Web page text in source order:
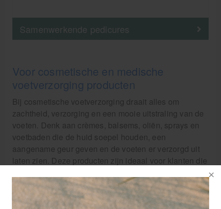
Samenwerkende pedicures
Voor cosmetische en medische
voetverzorging producten
Bij cosmetische voetverzorging draait alles om
zachtheid, verzorging en een mooie uitstraling van de
voeten. Denk aan crèmes, balsems, oliën, sprays en
voetbaden die de huid soepel houden, een
aangename geur geven en de voeten er verzorgd uit
laten zien. Deze producten zijn ideaal voor klanten die
Medische voetverzorging richt zich juist op het
voorkomen en behandelen van specifieke